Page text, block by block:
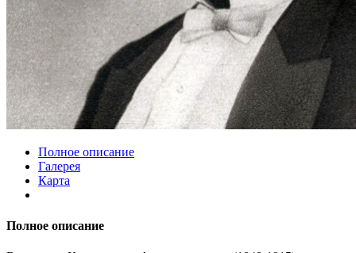
Полное описание
Галерея
Карта
Полное описание